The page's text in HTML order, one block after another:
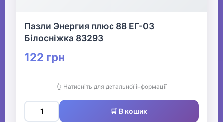
Пазли Энергия плюс 88 ЕГ-03
Білосніжка 83293
122 грн
👆 Натисніть для детальної інформації
🛒 В кошик